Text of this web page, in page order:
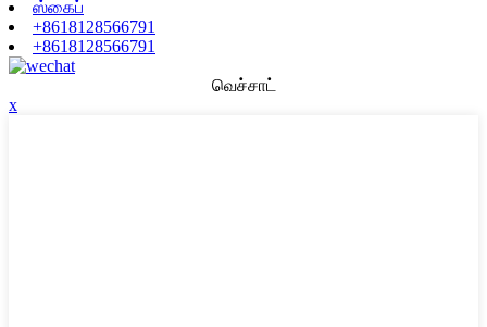
ஸ்கைப்
+8618128566791
+8618128566791
வெச்சாட்
x